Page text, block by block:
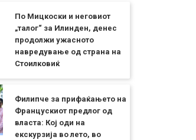
По Мицкоски и неговиот
„талог“ за Илинден, денес
продолжи ужасното
навредување од страна на
Стоилковиќ
Филипче за прифаќањето на
Францускиот предлог од
власта: Кој оди на
екскурзија во лето, во